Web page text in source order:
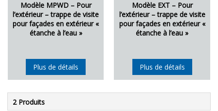
Modèle MPWD – Pour
l’extérieur – trappe de visite
pour façades en extérieur «
étanche à l’eau »
Plus de détails
Modèle EXT – Pour
l’extérieur – trappe de visite
pour façades en extérieur «
étanche à l’eau »
Plus de détails
2 Produits